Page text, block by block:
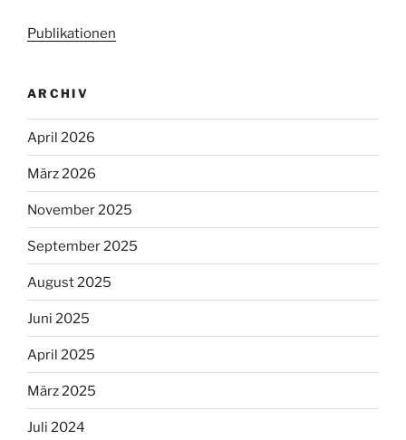
Publikationen
ARCHIV
April 2026
März 2026
November 2025
September 2025
August 2025
Juni 2025
April 2025
März 2025
Juli 2024